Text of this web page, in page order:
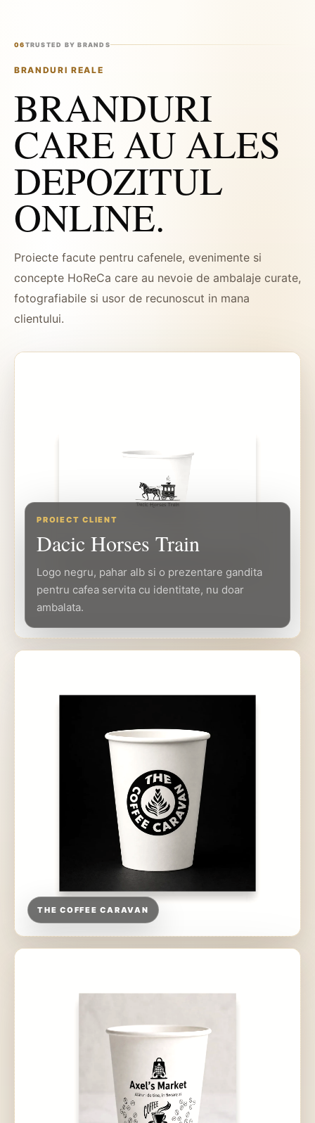
06TRUSTED BY BRANDS
BRANDURI REALE
BRANDURI
CARE AU ALES
DEPOZITUL
ONLINE.
Proiecte facute pentru cafenele, evenimente si
concepte HoReCa care au nevoie de ambalaje curate,
fotografiabile si usor de recunoscut in mana
clientului.
PROIECT CLIENT
Dacic Horses Train
Logo negru, pahar alb si o prezentare gandita
pentru cafea servita cu identitate, nu doar
ambalata.
THE COFFEE CARAVAN